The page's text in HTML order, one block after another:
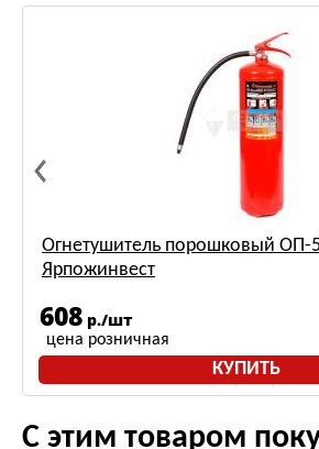
Огнетушитель порошковый ОП-
Ярпожинвест
608 р./шт
цена розничная
КУПИТЬ
С этим товаром